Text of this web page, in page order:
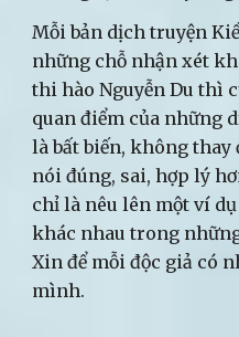
Mỗi bản dịch truyện
những chỗ nhận xét
thi hào Nguyễn Du thì
quan điểm của những
là bất biến, không
nói đúng, sai, hợp lý
chỉ là nêu lên một ví
khác nhau trong
Xin để mỗi độc giả có
mình.